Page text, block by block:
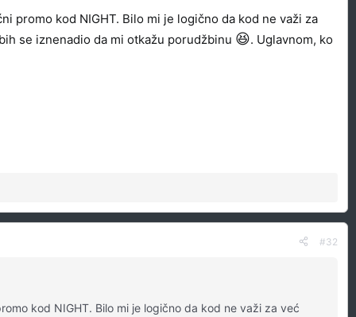
promo kod NIGHT. Bilo mi je logično da kod ne važi za
se iznenadio da mi otkažu porudžbinu 😆. Uglavnom, ko
#32
kod NIGHT. Bilo mi je logično da kod ne važi za već